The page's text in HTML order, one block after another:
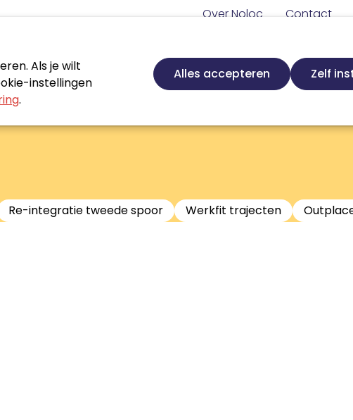
Als je wilt
instellingen
.
Alles accepteren Zelf
Agenda Certificeren Vakgebied
Secundaire
navigatie
Zoek
Meta
Over Noloc Contact
Re-integratie tweede spoor Werkfit trajecten